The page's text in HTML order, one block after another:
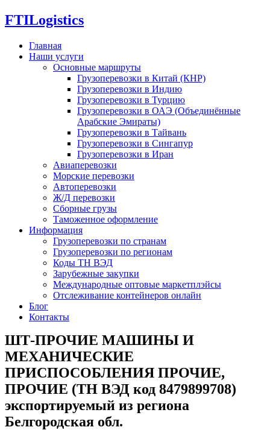
FTILogistics
Главная
Наши услуги
Основные маршруты
Грузоперевозки в Китай (КНР)
Грузоперевозки в Индию
Грузоперевозки в Турцию
Грузоперевозки в ОАЭ (Объединённые
Арабские Эмираты)
Грузоперевозки в Тайвань
Грузоперевозки в Сингапур
Грузоперевозки в Иран
Авиаперевозки
Морские перевозки
Автоперевозки
Ж/Д перевозки
Сборные грузы
Таможенное оформление
Информация
Грузоперевозки по странам
Грузоперевозки по регионам
Коды ТН ВЭД
Зарубежные закупки
Международные оптовые маркетплэйсы
Отслеживание контейнеров онлайн
Блог
Контакты
ШТ-ПРОЧИЕ МАШИНЫ И
МЕХАНИЧЕСКИЕ
ПРИСПОСОБЛЕНИЯ ПРОЧИЕ,
ПРОЧИЕ (ТН ВЭД код 8479899708)
экспортируемый из региона
Белгородская обл.